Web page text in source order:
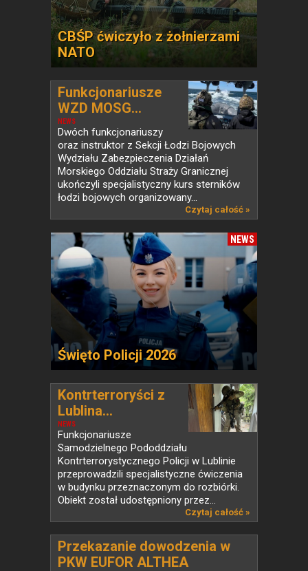
CBŚP ćwiczyło z żołnierzami
NATO
NEWS
Funkcjonariusze
WZD MOSG...
Dwóch funkcjonariuszy
oraz instruktor z Sekcji Łodzi Bojowych
Wydziału Zabezpieczenia Działań
Morskiego Oddziału Straży Granicznej
ukończyli specjalistyczny kurs sterników
łodzi bojowych organizowany...
Czytaj całość »
NEWS
Święto Policji 2026
NEWS
Kontrterroryści z
Lublina...
Funkcjonariusze
Samodzielnego Pododdziału
Kontrterrorystycznego Policji w Lublinie
przeprowadzili specjalistyczne ćwiczenia
w budynku przeznaczonym do rozbiórki.
Obiekt został udostępniony przez...
Czytaj całość »
Przekazanie dowodzenia w
PKW EUFOR ALTHEA